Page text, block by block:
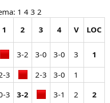
1 4 3 2
1 2 3 4 V LOC
3-2​ 3-0​ 3-0​ 3​
1
3​ 2-3​ 3-0​
1​
3​ 3-2 3-1​ 2​ 2